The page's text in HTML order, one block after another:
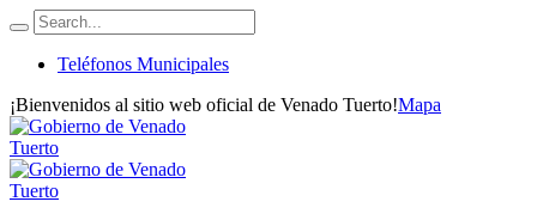
Teléfonos Municipales
¡Bienvenidos al sitio web oficial de Venado Tuerto!Mapa